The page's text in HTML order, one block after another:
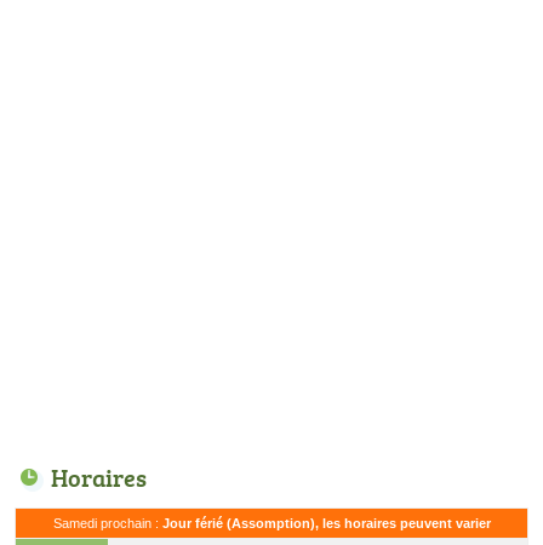
Horaires
Samedi prochain : Jour férié (Assomption), les horaires peuvent varier